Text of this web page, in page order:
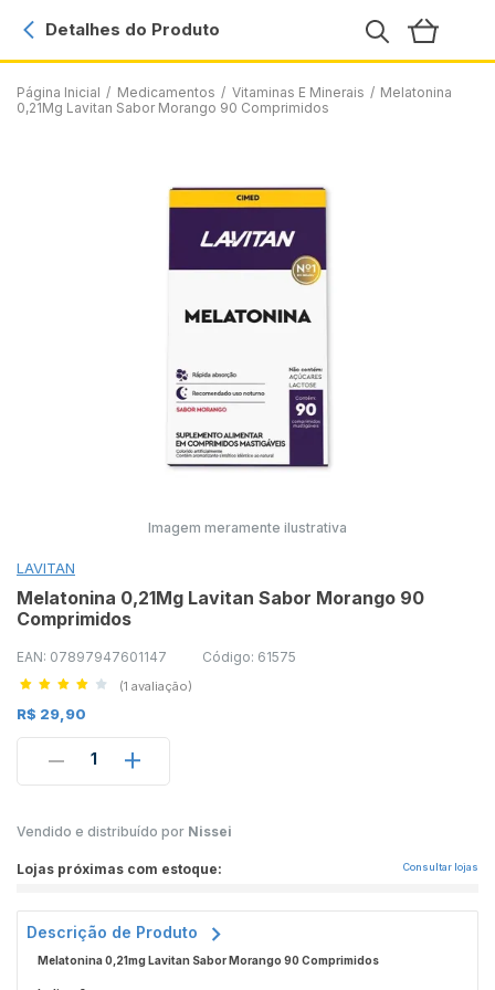
Página Inicial / Medicamentos / Vitaminas E Minerais / Melatonina
0,21Mg Lavitan Sabor Morango 90 Comprimidos
Detalhes do Produto
Imagem meramente ilustrativa
LAVITAN
Melatonina 0,21Mg Lavitan Sabor Morango 90
Comprimidos
EAN: 07897947601147 Código: 61575
(1 avaliação)
R$ 29,90
1
Vendido e distribuído por Nissei
Lojas próximas com estoque: Consultar lojas
Descrição de Produto
Melatonina 0,21mg Lavitan Sabor Morango 90 Comprimidos